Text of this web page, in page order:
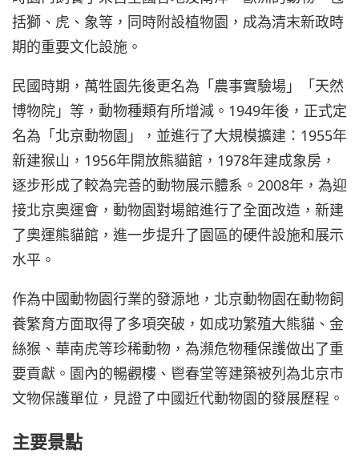
括獅、虎、象等，同時附設植物園，成為清末新政時
期的重要文化設施。
民國時期，萬牲園先後更名為「農事實驗場」「天然
博物院」等，動物種類有所增減。1949年後，正式定
名為「北京動物園」，並進行了大規模擴建：1955年
新建猴山，1956年開放熊貓館，1978年建成象房，
逐步形成了較為完善的動物展示體系。2008年，為迎
接北京奧運會，動物園對場館進行了全面改造，新建
了奧運熊貓館，進一步提升了園區的硬件設施和展示
水平。
作為中國動物園行業的發源地，北京動物園在動物飼
養繁育方面取得了多項突破，如成功繁殖大熊貓、金
絲猴、華南虎等珍稀動物，為瀕危物種保護做出了重
要貢獻。園內的暢觀樓、鬯春堂等建築被列為北京市
文物保護單位，見證了中國近代動物園的發展歷程。
主要景點